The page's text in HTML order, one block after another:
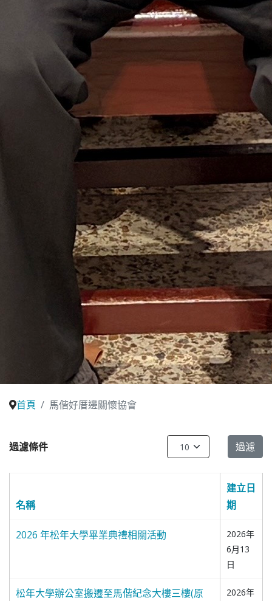
首頁 馬偕好厝邊關懷協會
過濾條件 每頁顯示條數 過濾
名稱
建立日
期
2026 年松年大學畢業典禮相關活動
2026年
6月13
日
松年大學辦公室搬遷至馬偕紀念大樓三樓(原
2026年